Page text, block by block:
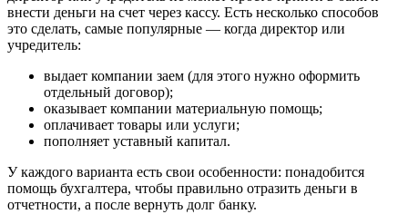
внести деньги на счет через кассу. Есть несколько способов
это сделать, самые популярные — когда директор или
учредитель:
выдает компании заем (для этого нужно оформить
отдельный договор);
оказывает компании материальную помощь;
оплачивает товары или услуги;
пополняет уставный капитал.
У каждого варианта есть свои особенности: понадобится
помощь бухгалтера, чтобы правильно отразить деньги в
отчетности, а после вернуть долг банку.